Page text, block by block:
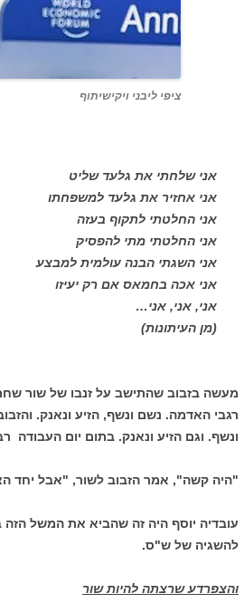
ציפי ליבני ויקישיתוף
אני שלחתי את גלעד שליט
אני אחזיר את גלעד למשפחתו
אני החלטתי לתקוף בעזה
אני החלטתי מתי להפסיק
אני השגתי הבנה עולמית למבצע
אני אכה בחמאס אם רק יעיזו
אני, אני, אני…
(מן העיתונות)
מעשה בזבוב שהתישב על זנבו של שור
רגבי האדמה. נשם ונשף, הזיע ונאנק.
ונשף. וגם הזיע ונאנק. בתום יום העבודה
"היה קשה", אמר הזבוב לשור, "אבל יחד
עובדיה יוסף היה זה שהביא את המשל הזה
להשגיה של ש"ס.
והצפרדע שרצתה להיות שור